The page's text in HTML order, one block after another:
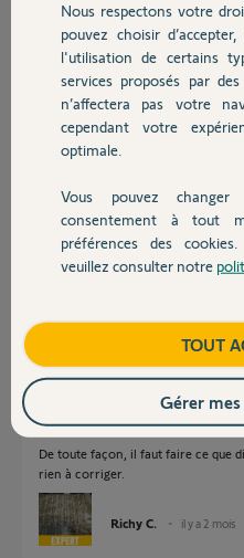
Chauffage
Autres produits
Devis avec un pro
Contact
patrick G.
il y a 2 mois
Participer
Réponses
Bonjour,
autre accessoires doivent être
Si votre ancien boîtier est en
économiquement et pas de
Pour contact et infos :https://
De toute façon, il faut faire ce que
rien à corriger.
Richy C. il y a 2 mois
Nous respectons votre
pouvez choisir
l'utilisation de certains
services proposés par
n’affectera pas votre
cependant votre
optimale.
Vous pouvez
consentement à tout
préférences des
veuillez consulter notre
TOUT
Gérer